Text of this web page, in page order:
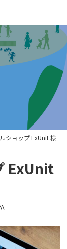
ショップ ExUnit 様
ExUnit